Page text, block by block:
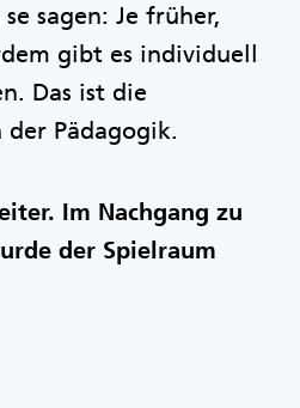
sagen: Je früher,
gibt es individuell
Das ist die
Pädagogik.
Im Nachgang zu
der Spielraum